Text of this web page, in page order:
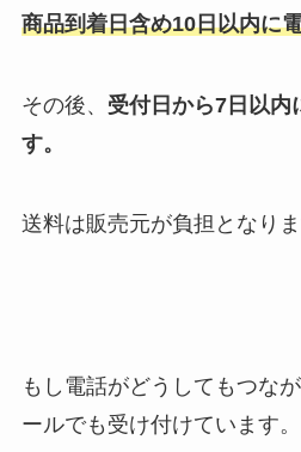
商品到着日含め10日以内に
その後、 受付日から7日以内
す。
送料は販売元が負担となりま
もし電話がどうしてもつな
ールでも受け付けています。